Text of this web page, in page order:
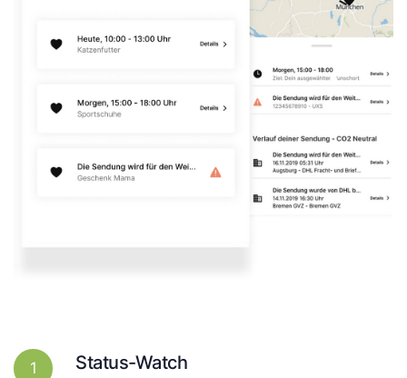
1 Status-Watch